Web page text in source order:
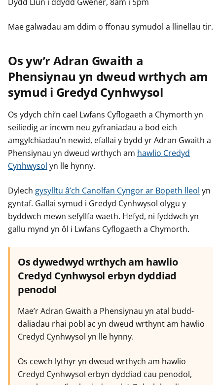
Mae galwadau am ddim o ffonau symudol a llinellau tir.
Os yw’r Adran Gwaith a
Phensiynau yn dweud wrthych am
symud i Gredyd Cynhwysol
Os ydych chi’n cael Lwfans Cyflogaeth a Chymorth yn
seiliedig ar incwm neu gyfraniadau a bod eich
amgylchiadau’n newid, efallai y bydd yr Adran Gwaith a
Phensiynau yn dweud wrthych am hawlio Credyd
Cynhwysol yn lle hynny.
Dylech gysylltu â’ch Canolfan Cyngor ar Bopeth lleol yn
gyntaf. Gallai symud i Gredyd Cynhwysol olygu y
byddwch mewn sefyllfa waeth. Hefyd, ni fyddwch yn
gallu mynd yn ôl i Lwfans Cyflogaeth a Chymorth.
Os dywedwyd wrthych am hawlio
Credyd Cynhwysol erbyn dyddiad
penodol
Mae’r Adran Gwaith a Phensiynau yn atal budd-
daliadau rhai pobl ac yn dweud wrthynt am hawlio
Credyd Cynhwysol yn lle hynny.
Os cewch lythyr yn dweud wrthych am hawlio
Credyd Cynhwysol erbyn dyddiad cau penodol,